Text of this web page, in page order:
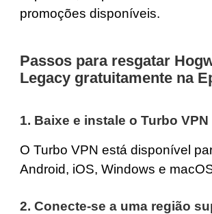
promoções disponíveis.
Passos para resgatar
Legacy gratuitamente na
1. Baixe e instale o Turbo VPN
O Turbo VPN está disponível
Android, iOS, Windows e
2. Conecte-se a uma região